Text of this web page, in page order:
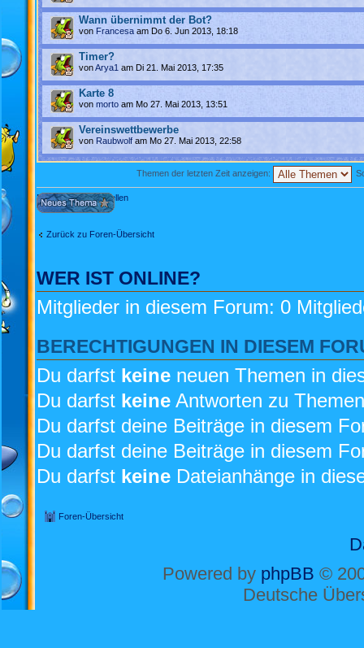
Wann übernimmt der Bot?
von Francesa am Do 6. Jun 2013, 18:18
Timer?
vonArya1 am Di 21. Mai 2013, 17:35
Karte 8
von morto am Mo 27. Mai 2013, 13:51
Vereinswettbewerbe
von Raubwolf am Mo 27. Mai 2013, 22:58
Themen der letzten Zeit anzeigen:
Neues Thema erstellen
Zurück zu Foren-Übersicht
WER IST ONLINE?
Mitglieder in diesem Forum: 0
BERECHTIGUNGEN IN DIESEM
Du darfst keine neuen Themen in
Du darfst keine Antworten zu
Du darfst deine Beiträge in diesem
Du darfst deine Beiträge in diesem
Du darfst keine Dateianhänge in
Foren-Übersicht
Powered by phpBB ©
Deutsche